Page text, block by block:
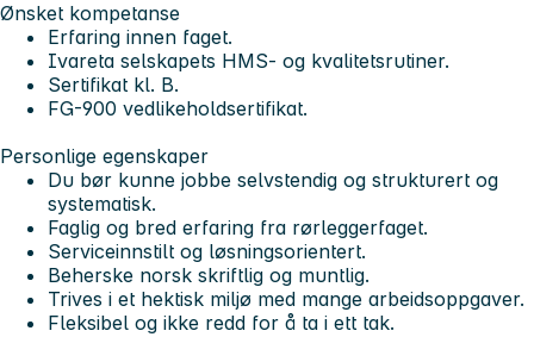
Ønsket kompetanse
Erfaring innen faget.
Ivareta selskapets HMS- og kvalitetsrutiner.
Sertifikat kl. B.
FG-900 vedlikeholdsertifikat.
Personlige egenskaper
Du bør kunne jobbe selvstendig og strukturert og
systematisk.
Faglig og bred erfaring fra rørleggerfaget.
Serviceinnstilt og løsningsorientert.
Beherske norsk skriftlig og muntlig.
Trives i et hektisk miljø med mange arbeidsoppgaver.
Fleksibel og ikke redd for å ta i ett tak.